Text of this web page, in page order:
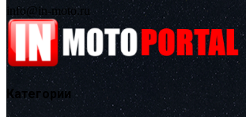
info@in-moto.ru
Категории